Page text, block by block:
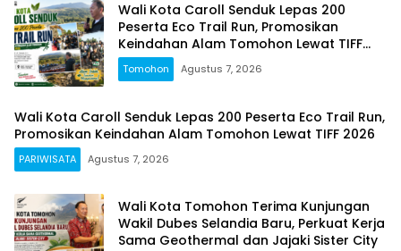
Wali Kota Caroll Senduk Lepas 200
Peserta Eco Trail Run, Promosikan
Keindahan Alam Tomohon Lewat TIFF
2026
Tomohon Agustus 7, 2026
Wali Kota Caroll Senduk Lepas 200 Peserta Eco Trail Run,
Promosikan Keindahan Alam Tomohon Lewat TIFF 2026
PARIWISATA Agustus 7, 2026
Wali Kota Tomohon Terima Kunjungan
Wakil Dubes Selandia Baru, Perkuat Kerja
Sama Geothermal dan Jajaki Sister City